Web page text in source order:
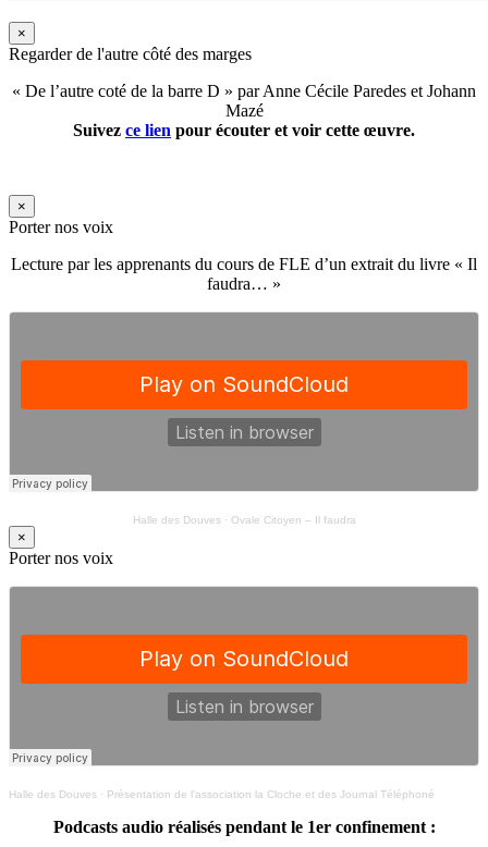
×
Regarder de l'autre côté des marges
« De l’autre coté de la barre D » par Anne Cécile Paredes et Johann
Mazé
Suivez ce lien pour écouter et voir cette œuvre.
×
Porter nos voix
Lecture par les apprenants du cours de FLE d’un extrait du livre « Il
faudra… »
Halle des Douves· Ovale Citoyen – Il faudra
×
Porter nos voix
Halle des Douves · Présentation de l’association la Cloche et des Journal Téléphoné
Podcasts audio réalisés pendant le 1er confinement :